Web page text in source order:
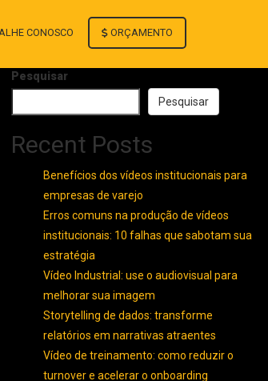
CONOSCO ORÇAMENTO
Pesquisar
Pesquisar
Recent Posts
Benefícios dos vídeos institucionais para
empresas de varejo
Erros comuns na produção de vídeos
institucionais: 10 falhas que sabotam sua
estratégia
Vídeo Industrial: use o audiovisual para
melhorar sua imagem
Storytelling de dados: transforme
relatórios em narrativas atraentes
Vídeo de treinamento: como reduzir o
turnover e acelerar o onboarding